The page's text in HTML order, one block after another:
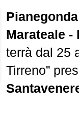
Pianegonda
Marateale
terrà dal 25
Tirreno”